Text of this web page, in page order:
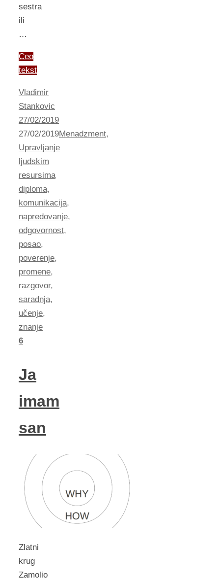
sestra
ili
…
Ceo
tekst
Vladimir
Stankovic
27/02/2019
27/02/2019Menadzment,
Upravljanje
ljudskim
resursima
diploma,
komunikacija,
napredovanje,
odgovornost,
posao,
poverenje,
promene,
razgovor,
saradnja,
učenje,
znanje
6
Ja
imam
san
Zlatni
krug
Zamolio